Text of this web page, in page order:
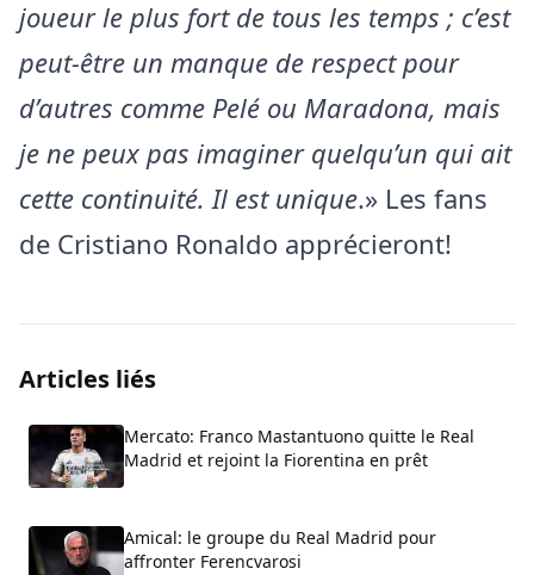
joueur le plus fort de tous les temps ; c’est
peut-être un manque de respect pour
d’autres comme Pelé ou Maradona, mais
je ne peux pas imaginer quelqu’un qui ait
cette continuité. Il est unique.» Les fans
de Cristiano Ronaldo apprécieront!
Articles liés
Mercato: Franco Mastantuono quitte le Real
Madrid et rejoint la Fiorentina en prêt
Amical: le groupe du Real Madrid pour
affronter Ferencvarosi